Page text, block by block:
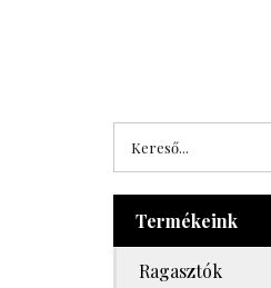
Termékeink
Ragasztók